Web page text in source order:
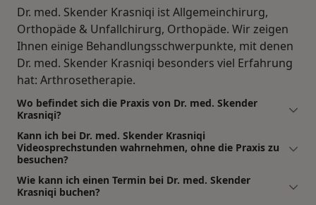
Dr. med. Skender Krasniqi ist Allgemeinchirurg,
Orthopäde & Unfallchirurg, Orthopäde. Wir zeigen
Ihnen einige Behandlungsschwerpunkte, mit denen
Dr. med. Skender Krasniqi besonders viel Erfahrung
hat: Arthrosetherapie.
Wo befindet sich die Praxis von Dr. med. Skender
Krasniqi?
Kann ich bei Dr. med. Skender Krasniqi
Videosprechstunden wahrnehmen, ohne die Praxis zu
besuchen?
Wie kann ich einen Termin bei Dr. med. Skender
Krasniqi buchen?